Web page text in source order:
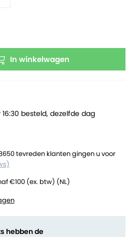
In winkelwagen
tevreden klanten gingen u voor
€100 (ex. btw) (NL)
besteld, dezelfde dag
hebben de